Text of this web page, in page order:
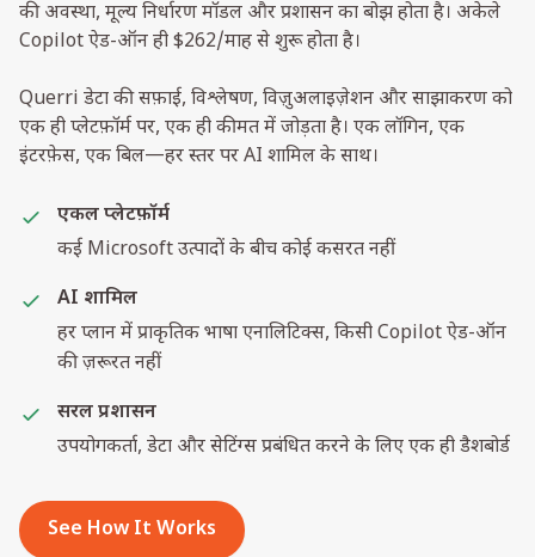
की अवस्था, मूल्य निर्धारण मॉडल और प्रशासन का बोझ होता है। अकेले
Copilot ऐड-ऑन ही $262/माह से शुरू होता है।
Querri डेटा की सफ़ाई, विश्लेषण, विज़ुअलाइज़ेशन और साझाकरण को
एक ही प्लेटफ़ॉर्म पर, एक ही कीमत में जोड़ता है। एक लॉगिन, एक
इंटरफ़ेस, एक बिल—हर स्तर पर AI शामिल के साथ।
एकल प्लेटफ़ॉर्म
कई Microsoft उत्पादों के बीच कोई कसरत नहीं
AI शामिल
हर प्लान में प्राकृतिक भाषा एनालिटिक्स, किसी Copilot ऐड-ऑन
की ज़रूरत नहीं
सरल प्रशासन
उपयोगकर्ता, डेटा और सेटिंग्स प्रबंधित करने के लिए एक ही डैशबोर्ड
See How It Works